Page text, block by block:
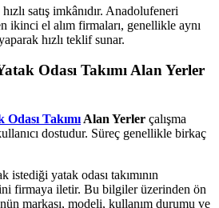
satış imkânıdır. Anadolufeneri
ikinci el alım firmaları, genellikle aynı
hızlı teklif sunar.
Odası Takımı Alan Yerler
Odası Takımı Alan Yerler çalışma
dostudur. Süreç genellikle birkaç
istediği yatak odası takımının
firmaya iletir. Bu bilgiler üzerinden ön
markası, modeli, kullanım durumu ve